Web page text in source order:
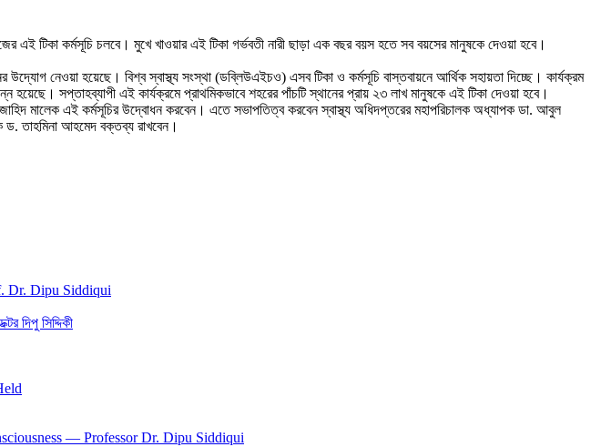
টিকা কর্মসূচি চলবে। মুখে খাওয়ার এই টিকা গর্ভবতী নারী ছাড়া এক বছর বয়স হতে সব বয়সের মানুষকে দেওয়া হবে।
উদ্যোগ নেওয়া হয়েছে। বিশ্ব স্বাস্থ্য সংস্থা (ডব্লিউএইচও) এসব টিকা ও কর্মসূচি বাস্তবায়নে আর্থিক সহায়তা দিচ্ছে। কার্যক্রম
সপ্তাহব্যাপী এই কার্যক্রমে প্রাথমিকভাবে শহরের পাঁচটি স্থানের প্রায় ২৩ লাখ মানুষকে এই টিকা দেওয়া হবে।
জাহিদ মালেক এই কর্মসূচির উদ্বোধন করবেন। এতে সভাপতিত্ব করবেন স্বাস্থ্য অধিদপ্তরের মহাপরিচালক অধ্যাপক ডা. আবুল
ড. তাহমিনা আহমেদ বক্তব্য রাখবেন।
Dr. Dipu Siddiqui
দিপু সিদ্দিকী
— Professor Dr. Dipu Siddiqui